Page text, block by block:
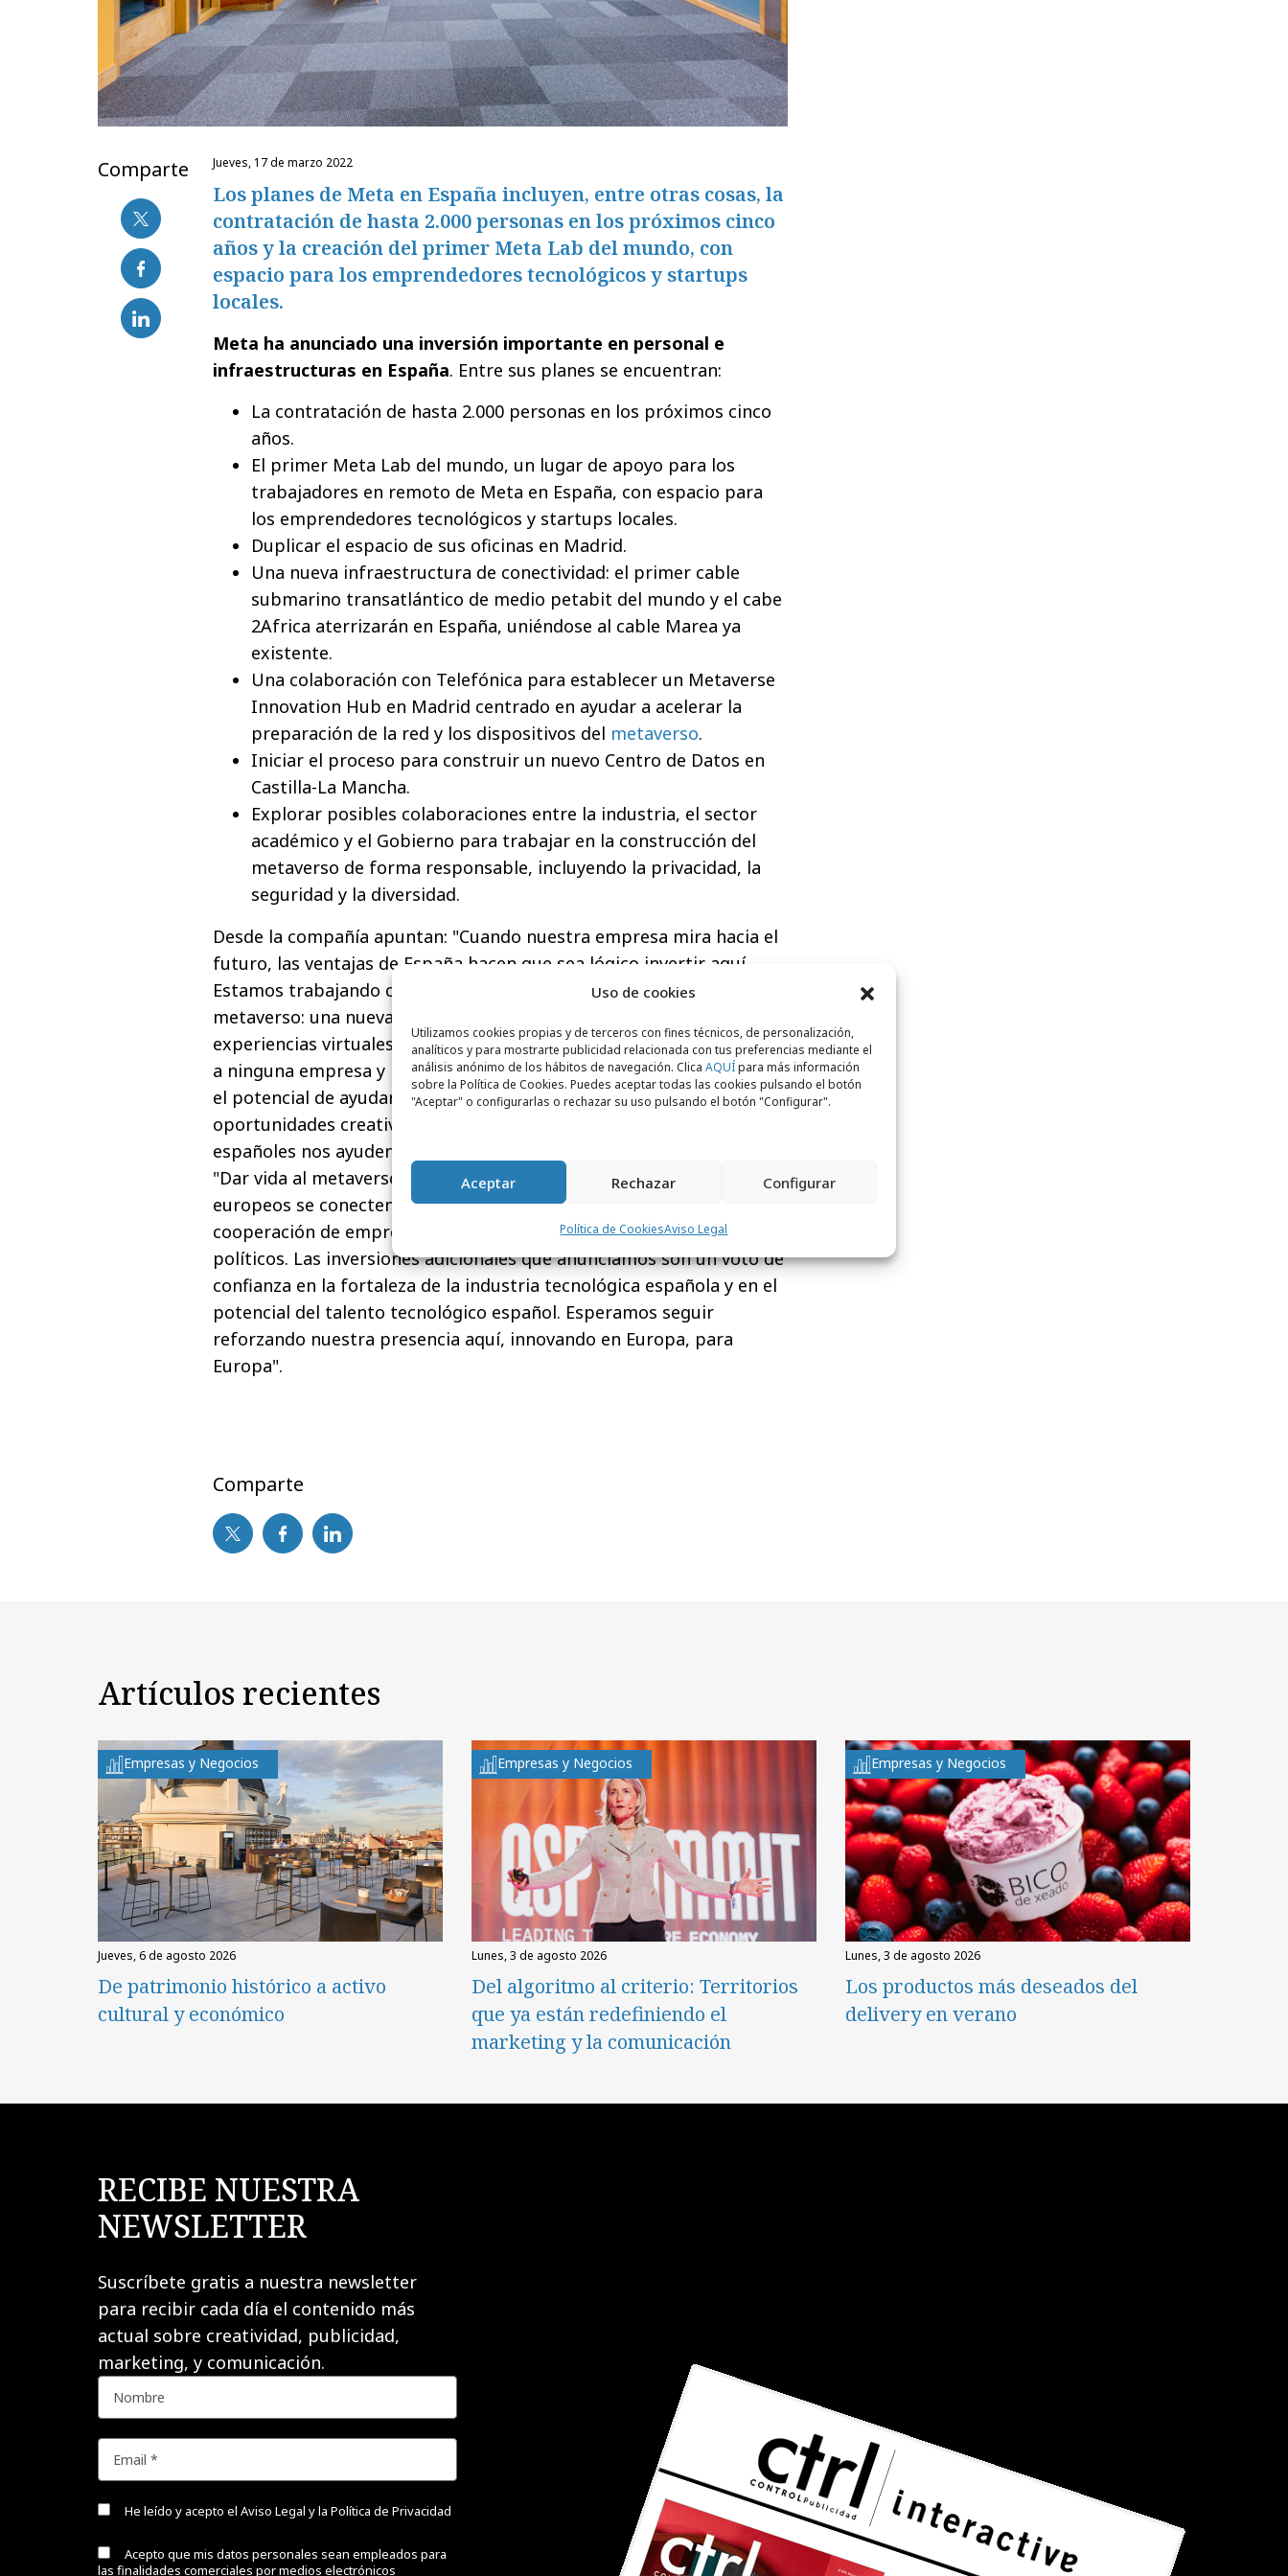
Uso de cookies
Utilizamos cookies propias y de terceros con fines técnicos, de personalización,
analíticos y para mostrarte publicidad relacionada con tus preferencias mediante el
análisis anónimo de los hábitos de navegación. Clica AQUÍpara más información
sobre la Política de Cookies. Puedes aceptar todas las cookies pulsando el botón
"Aceptar" o configurarlas o rechazar su uso pulsando el botón "Configurar".
Aceptar Rechazar Configurar
Política de CookiesAviso Legal
Comparte jueves, 17 de marzo 2022
Los planes de Meta en España incluyen, entre otras cosas, la
contratación de hasta 2.000 personas en los próximos cinco
años y la creación del primer Meta Lab del mundo, con
espacio para los emprendedores tecnológicos y startups
locales.
Meta ha anunciado una inversión importante en personal e
infraestructuras en España. Entre sus planes se encuentran:
La contratación de hasta 2.000 personas en los próximos cinco
años.
El primer Meta Lab del mundo, un lugar de apoyo para los
trabajadores en remoto de Meta en España, con espacio para
los emprendedores tecnológicos y startups locales.
Duplicar el espacio de sus oficinas en Madrid.
Una nueva infraestructura de conectividad: el primer cable
submarino transatlántico de medio petabit del mundo y el cabe
2Africa aterrizarán en España, uniéndose al cable Marea ya
existente.
Una colaboración con Telefónica para establecer un Metaverse
Innovation Hub en Madrid centrado en ayudar a acelerar la
preparación de la red y los dispositivos del metaverso.
Iniciar el proceso para construir un nuevo Centro de Datos en
Castilla-La Mancha.
Explorar posibles colaboraciones entre la industria, el sector
académico y el Gobierno para trabajar en la construcción del
metaverso de forma responsable, incluyendo la privacidad, la
seguridad y la diversidad.
Desde la compañía apuntan: "Cuando nuestra empresa mira hacia el
futuro, las ventajas de España hacen que sea lógico invertir aquí.
Estamos trabajando con otros socios para ayudar a construir el
metaverso: una nueva fase de Internet construida en torno a
experiencias virtuales interconectadas. El metaverso no pertenecerá
a ninguna empresa y no surgirá de la noche a la mañana, pero tiene
el potencial de ayudar a desbloquear el acceso a nuevas
oportunidades creativas, sociales y económicas, y queremos que los
españoles nos ayuden a darle forma desde el principio". Y concluyen:
"Dar vida al metaverso y encontrar nuevas formas para que los
europeos se conecten entre sí requerirá la colaboración y
cooperación de empresas, desarrolladores, creadores y responsables
políticos. Las inversiones adicionales que anunciamos son un voto de
confianza en la fortaleza de la industria tecnológica española y en el
potencial del talento tecnológico español. Esperamos seguir
reforzando nuestra presencia aquí, innovando en Europa, para
Europa".
Comparte
Artículos recientes
Empresas y Negocios
jueves, 6 de agosto 2026
De patrimonio histórico a activo
cultural y económico
Empresas y Negocios
lunes, 3 de agosto 2026
Del algoritmo al criterio: Territorios
que ya están redefiniendo el
marketing y la comunicación
Empresas y Negocios
lunes, 3 de agosto 2026
Los productos más deseados del
delivery en verano
RECIBE NUESTRA
NEWSLETTER
Suscríbete gratis a nuestra newsletter
para recibir cada día el contenido más
actual sobre creatividad, publicidad,
marketing, y comunicación.
He leído y acepto el Aviso Legal y la Política de Privacidad
Acepto que mis datos personales sean empleados para
las finalidades comerciales por medios electrónicos